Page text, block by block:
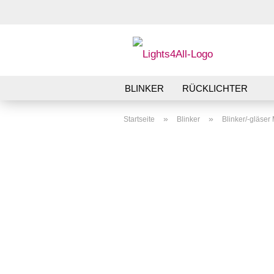
BLINKER RÜCKLICHTER
Startseite » Blinker » Blinker/-gläser